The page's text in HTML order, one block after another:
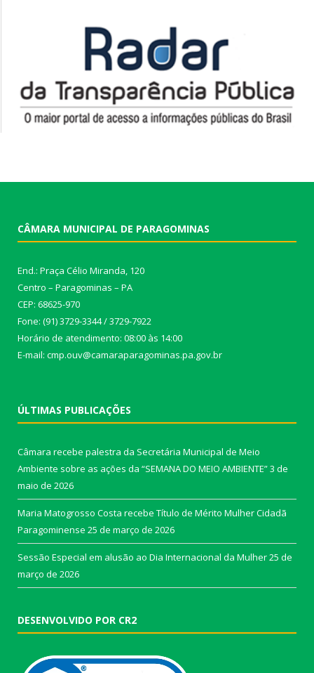
CÂMARA MUNICIPAL DE PARAGOMINAS
End.: Praça Célio Miranda, 120
Centro – Paragominas – PA
CEP: 68625-970
Fone: (91) 3729-3344 / 3729-7922
Horário de atendimento: 08:00 às 14:00
E-mail: cmp.ouv@camaraparagominas.pa.gov.br
ÚLTIMAS PUBLICAÇÕES
Câmara recebe palestra da Secretária Municipal de Meio
Ambiente sobre as ações da “SEMANA DO MEIO AMBIENTE”3 de
maio de 2026
Maria Matogrosso Costa recebe Título de Mérito Mulher Cidadã
Paragominense 25 de março de 2026
Sessão Especial em alusão ao Dia Internacional da Mulher25 de
março de 2026
DESENVOLVIDO POR CR2